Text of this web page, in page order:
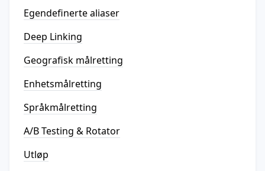
Egendefinerte aliaser
Deep Linking
Geografisk målretting
Enhetsmålretting
Språkmålretting
A/B Testing & Rotator
Utløp